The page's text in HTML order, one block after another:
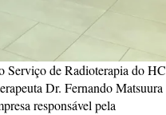
Serviço de Radioterapia do HC
Dr. Fernando Matsuura
responsável pela